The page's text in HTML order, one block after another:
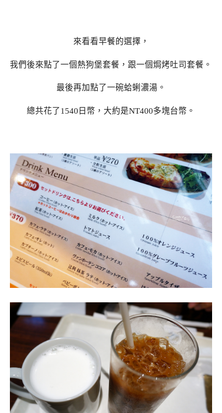
來看看早餐的選擇，
我們後來點了一個熱狗堡套餐，跟一個焗烤吐司套餐。
最後再加點了一碗蛤蜊濃湯。
總共花了1540日幣，大約是NT400多塊台幣。